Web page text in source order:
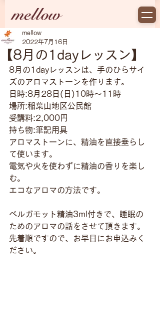
【8月の1dayレッスン】
mellow
2022年7月16日
8月の1dayレッスンは、手のひらサイ
ズのアロマストーンを作ります。
日時:8月28日(日)10時〜11時
場所:稲葉山地区公民館
受講料:2,000円
持ち物:筆記用具
アロマストーンに、精油を直接垂らし
て使います。
電気や火を使わずに精油の香りを楽し
む。
エコなアロマの方法です。
ベルガモット精油3ml付きで、睡眠の
ためのアロマの話をさせて頂きます。
先着順ですので、お早目にお申込みく
ださい。